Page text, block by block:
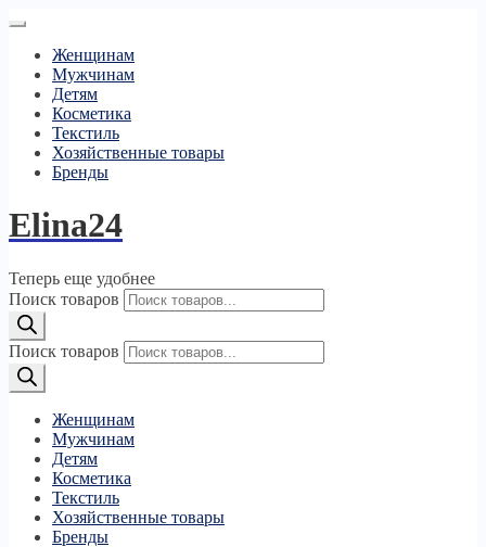
Женщинам
Мужчинам
Детям
Косметика
Текстиль
Хозяйственные товары
Бренды
Elina24
Теперь еще удобнее
Поиск товаров
Поиск товаров
Женщинам
Мужчинам
Детям
Косметика
Текстиль
Хозяйственные товары
Бренды